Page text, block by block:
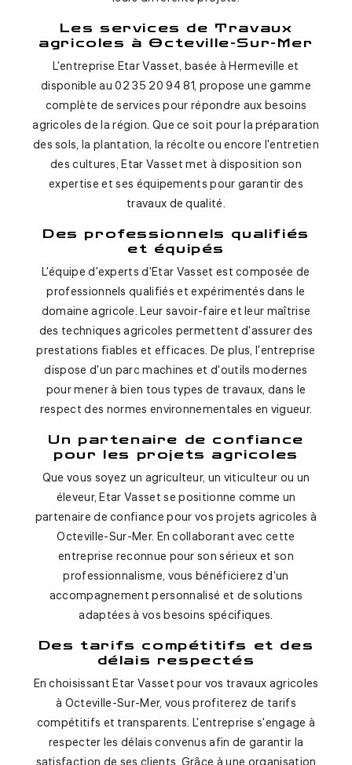
Les services de Travaux
agricoles à Octeville-Sur-Mer
L'entreprise Etar Vasset, basée à Hermeville et
disponible au 02 35 20 94 81, propose une gamme
complète de services pour répondre aux besoins
agricoles de la région. Que ce soit pour la préparation
des sols, la plantation, la récolte ou encore l'entretien
des cultures, Etar Vasset met à disposition son
expertise et ses équipements pour garantir des
travaux de qualité.
Des professionnels qualifiés
et équipés
L'équipe d'experts d'Etar Vasset est composée de
professionnels qualifiés et expérimentés dans le
domaine agricole. Leur savoir-faire et leur maîtrise
des techniques agricoles permettent d'assurer des
prestations fiables et efficaces. De plus, l'entreprise
dispose d'un parc machines et d'outils modernes
pour mener à bien tous types de travaux, dans le
respect des normes environnementales en vigueur.
Un partenaire de confiance
pour les projets agricoles
Que vous soyez un agriculteur, un viticulteur ou un
éleveur, Etar Vasset se positionne comme un
partenaire de confiance pour vos projets agricoles à
Octeville-Sur-Mer. En collaborant avec cette
entreprise reconnue pour son sérieux et son
professionnalisme, vous bénéficierez d'un
accompagnement personnalisé et de solutions
adaptées à vos besoins spécifiques.
Des tarifs compétitifs et des
délais respectés
En choisissant Etar Vasset pour vos travaux agricoles
à Octeville-Sur-Mer, vous profiterez de tarifs
compétitifs et transparents. L'entreprise s'engage à
respecter les délais convenus afin de garantir la